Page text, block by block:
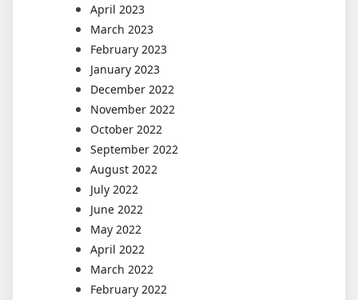
April 2023
March 2023
February 2023
January 2023
December 2022
November 2022
October 2022
September 2022
August 2022
July 2022
June 2022
May 2022
April 2022
March 2022
February 2022